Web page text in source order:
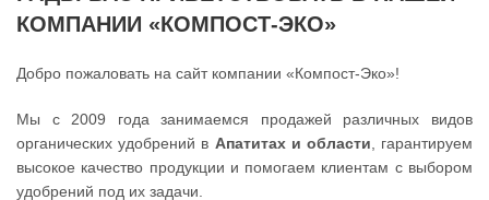
КОМПАНИИ «КОМПОСТ-ЭКО»
Добро пожаловать на сайт компании «Компост-Эко»!
Мы с 2009 года занимаемся продажей различных видов
органических удобрений в Апатитах и области , гарантируем
высокое качество продукции и помогаем клиентам с выбором
удобрений под их задачи.